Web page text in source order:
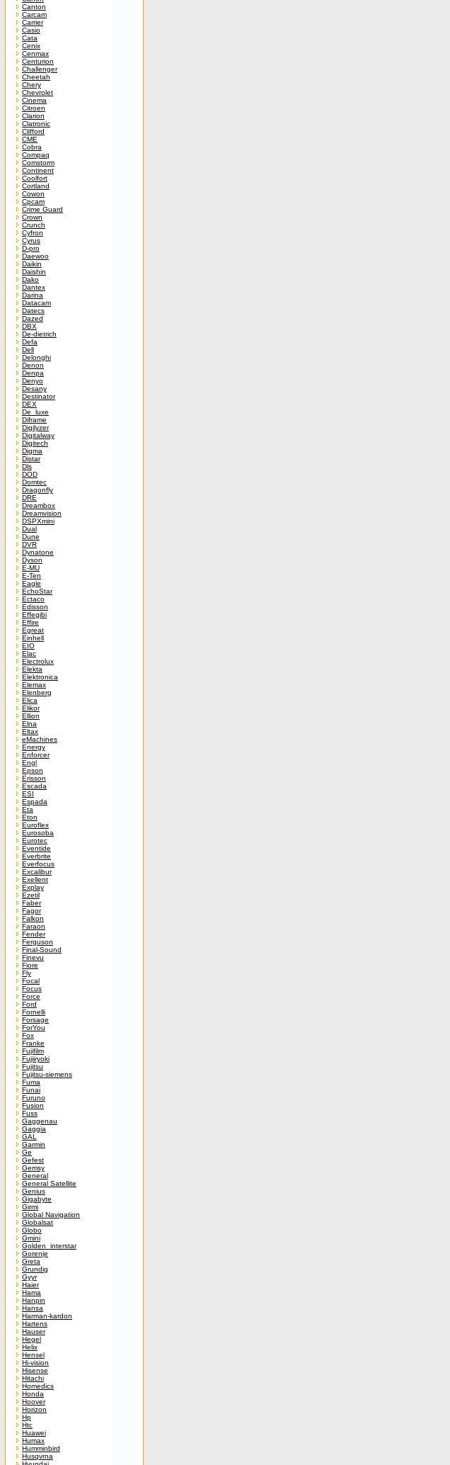
Canton
Carcam
Carrier
Casio
Cata
Cenix
Cenmax
Centurion
Challenger
Cheetah
Chery
Chevrolet
Cinema
Citroen
Clarion
Clatronic
Clifford
CME
Cobra
Compaq
Comstorm
Continent
Coolfort
Cortland
Cowon
Cpcam
Crime Guard
Crown
Crunch
Cyfron
Cyrus
D-pro
Daewoo
Daikin
Daishin
Dako
Dantex
Darina
Datacam
Datecs
Dazed
DBX
De-dietrich
Defa
Dell
Delonghi
Denon
Denpa
Denyo
Desany
Destinator
DEX
De_luxe
Diframe
Digilyzer
Digitalway
Digitech
Digma
Distar
Dls
DOD
Domtec
Dragonfly
DRE
Dreambox
Dreamvision
DSPXmini
Dual
Dune
DVR
Dynatone
Dyson
E-MU
E-Ten
Eagle
EchoStar
Ectaco
Edisson
Effegibi
Effire
Egreat
Einhell
EIO
Elac
Electrolux
Elekta
Elektronica
Elemax
Elenberg
Elica
Elikor
Ellion
Elna
Eltax
eMachines
Energy
Enforcer
Engl
Epson
Erisson
Escada
ESI
Espada
Eta
Eton
Euroflex
Eurosoba
Eurotec
Eventide
Everbrite
Everfocus
Excalibur
Exellent
Explay
Ezetil
Faber
Fagor
Falkon
Faraon
Fender
Ferguson
Final-Sound
Finevu
Fiore
Fly
Focal
Focus
Force
Ford
Fornelli
Forsage
ForYou
Fox
Franke
Fujifilm
Fujiiryoki
Fujitsu
Fujitsu-siemens
Fuma
Funai
Furuno
Fusion
Fuss
Gaggenau
Gaggia
GAL
Garmin
Ge
Gefest
Gemsy
General
General Satellite
Genius
Gigabyte
Girmi
Global Navigation
Globalsat
Globo
Gmini
Golden_interstar
Gorenje
Greta
Grundig
Gyyr
Haier
Hama
Hanpin
Hansa
Harman-kardon
Hartens
Hauser
Hegel
Helix
Hensel
Hi-vision
Hisense
Hitachi
Homedics
Honda
Hoover
Horizon
Hp
Htc
Huawei
Humax
Humminbird
Husqvrna